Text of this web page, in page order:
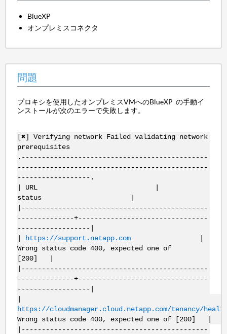
BlueXP
オンプレミスコネクタ
問題
プロキシを使用したオンプレミスVMへのBlueXP の手動イ
ンストールが次のエラーで失敗します。
[✖] Verifying network Failed validating network
prerequisites
.----------------------------------------------
-----------------------------------------------
------------------.
| URL |
status |
|----------------------------------------------
--------------+--------------------------------
------------------|
| https://support.netapp.com|
Wrong status code 400, expected one of
[200] |
|----------------------------------------------
--------------+--------------------------------
------------------|
|
https://cloudmanager.cloud.netapp.com/tenancy/
Wrong status code 400, expected one of [200] |
|----------------------------------------------